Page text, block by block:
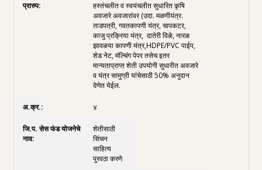
हस्तंचलीत व स्वयंचलीत सुधारित कृषि
अवजारे अवजारांवर (उदा. मळणीयंत्र.
ताडपत्री, गवतकापणी यंत्र, चापकटर,
काजु प्रक्रिया यंत्र, दातेरी विळे, नारळ
झावळया कापणी यंत्र,HDPE/PVC पाईप,
शेड नेट, मंल्चिंग पेपर तसेच इतर
मान्यताप्राप्त शेती उपयोगी सुधारीत अवजारे
व यंत्र सामुग्री यांचेसाठी 50% अनुदान
देणेत येईल.
४
शेतीसाठी
सिंचन
साहित्य
पुरवठा करणे